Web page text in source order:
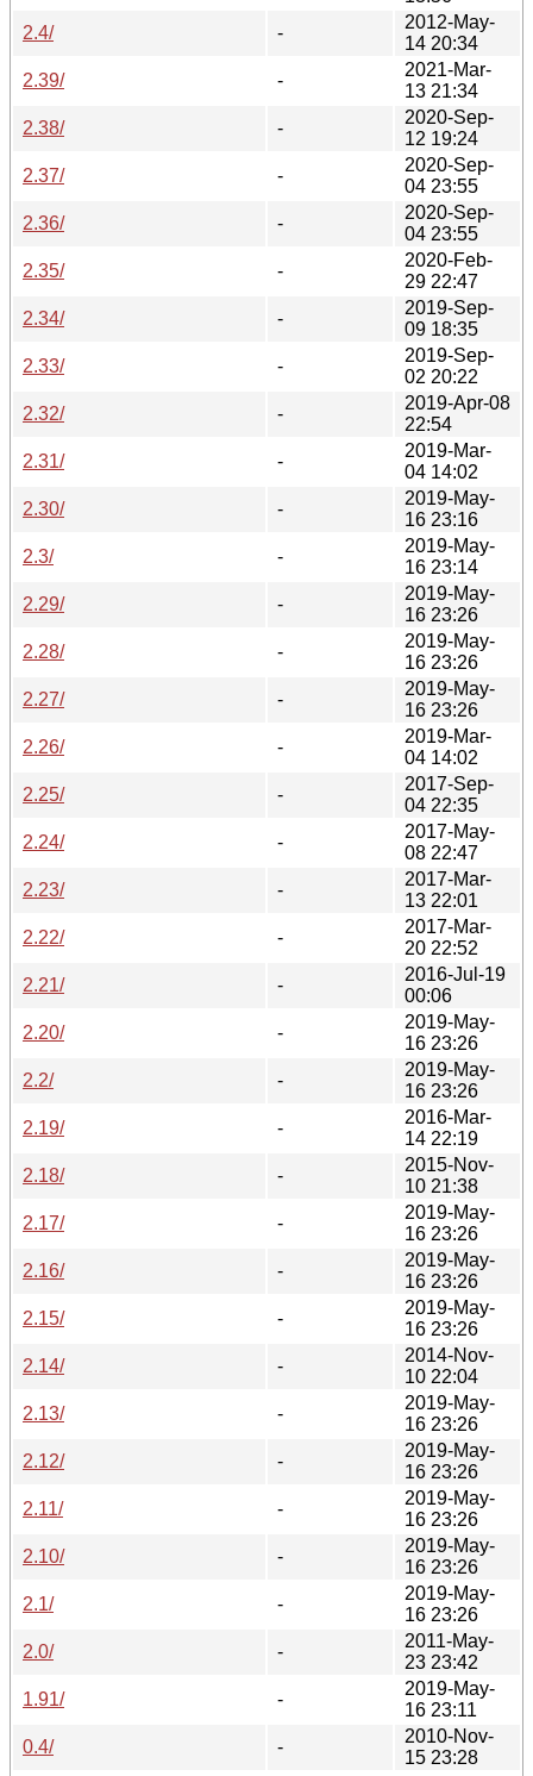
2.4/
-
2012-May-
14 20:34
2.39/
-
2021-Mar-
13 21:34
2.38/
-
2020-Sep-
12 19:24
2.37/
-
2020-Sep-
04 23:55
2.36/
-
2020-Sep-
04 23:55
2.35/
-
2020-Feb-
29 22:47
2.34/
-
2019-Sep-
09 18:35
2.33/
-
2019-Sep-
02 20:22
2.32/
-
2019-Apr-08
22:54
2.31/
-
2019-Mar-
04 14:02
2.30/
-
2019-May-
16 23:16
2.3/
-
2019-May-
16 23:14
2.29/
-
2019-May-
16 23:26
2.28/
-
2019-May-
16 23:26
2.27/
-
2019-May-
16 23:26
2.26/
-
2019-Mar-
04 14:02
2.25/
-
2017-Sep-
04 22:35
2.24/
-
2017-May-
08 22:47
2.23/
-
2017-Mar-
13 22:01
2.22/
-
2017-Mar-
20 22:52
2.21/
-
2016-Jul-19
00:06
2.20/
-
2019-May-
16 23:26
2.2/
-
2019-May-
16 23:26
2.19/
-
2016-Mar-
14 22:19
2.18/
-
2015-Nov-
10 21:38
2.17/
-
2019-May-
16 23:26
2.16/
-
2019-May-
16 23:26
2.15/
-
2019-May-
16 23:26
2.14/
-
2014-Nov-
10 22:04
2.13/
-
2019-May-
16 23:26
2.12/
-
2019-May-
16 23:26
2.11/
-
2019-May-
16 23:26
2.10/
-
2019-May-
16 23:26
2.1/
-
2019-May-
16 23:26
2.0/
-
2011-May-
23 23:42
1.91/
-
2019-May-
16 23:11
0.4/
-
2010-Nov-
15 23:28